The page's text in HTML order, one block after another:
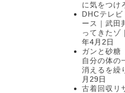
に気をつけ
DHCテレビ
ース｜武田
ってきたゾ
年4月2日
ガンと砂糖
自分の体の
消えるを繰
月29日
古着回収リ